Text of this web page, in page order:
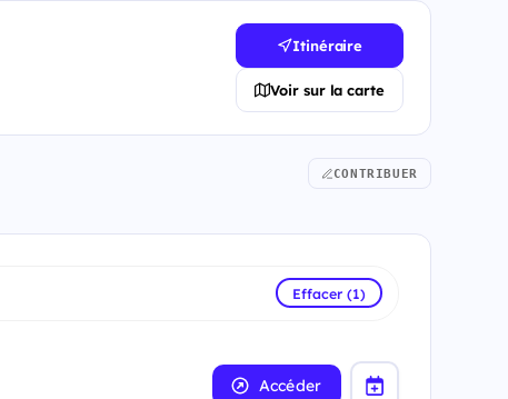
Itinéraire
Voir sur la carte
CONTRIBUER
Effacer (1)
Accéder